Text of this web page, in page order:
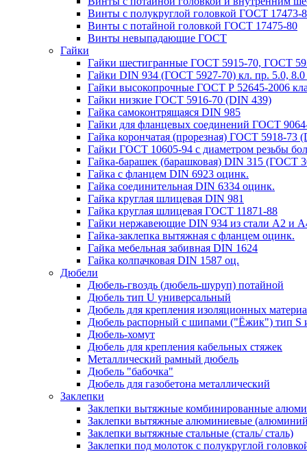
Винты c полукруглой головкой ГОСТ 17473-
Винты c потайной головкой ГОСТ 17475-80
Винты невыпадающие ГОСТ
Гайки
Гайки шестигранные ГОСТ 5915-70, ГОСТ
Гайки DIN 934 (ГОСТ 5927-70) кл. пр. 5.0, 8.0
Гайки высокопрочные ГОСТ Р 52645-2006
Гайки низкие ГОСТ 5916-70 (DIN 439)
Гайка самоконтрящаяся DIN 985
Гайки для фланцевых соединений ГОСТ
Гайка корончатая (прорезная) ГОСТ 5918-73
Гайки ГОСТ 10605-94 с диаметром резьбы
Гайка-барашек (барашковая) DIN 315 (ГОСТ
Гайка с фланцем DIN 6923 оцинк.
Гайка соединительная DIN 6334 оцинк.
Гайка круглая шлицевая DIN 981
Гайка круглая шлицевая ГОСТ 11871-88
Гайки нержавеющие DIN 934 из стали A2 и
Гайка-заклепка вытяжная с фланцем оцинк.
Гайка мебельная забивная DIN 1624
Гайка колпачковая DIN 1587 оц.
Дюбели
Дюбель-гвоздь (дюбель-шуруп) потайной
Дюбель тип U универсальный
Дюбель для крепления изоляционных
Дюбель распорный с шипами ("Ёжик") тип S
Дюбель-хомут
Дюбель для крепления кабельных стяжек
Металлический рамный дюбель
Дюбель "бабочка"
Дюбель для газобетона металлический
Заклепки
Заклепки вытяжные комбинированные
Заклепки вытяжные алюминиевые
Заклепки вытяжные стальные (сталь/ сталь)
Заклепки под молоток с полукруглой